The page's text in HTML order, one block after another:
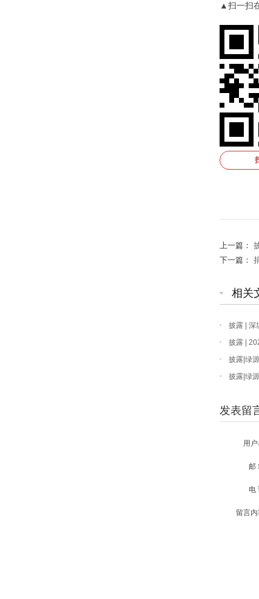
▲扫一扫
上一篇：
下一篇：
相关
披露 | 深
披露 |
披露|绿
披露|绿
发表留
用
邮
电
留言